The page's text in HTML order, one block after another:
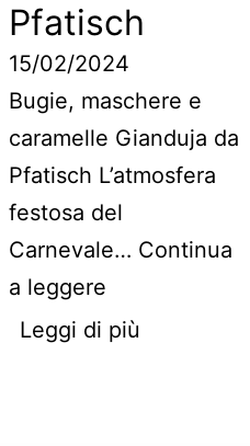
Pfatisch
15/02/2024
Bugie, maschere e
caramelle Gianduja da
Pfatisch L’atmosfera
festosa del
Carnevale… Continua
a leggere
Leggi di più